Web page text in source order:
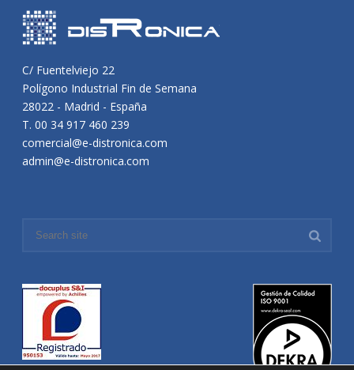
C/ Fuentelviejo 22
Polígono Industrial Fin de Semana
28022 - Madrid - España
T. 00 34 917 460 239
comercial@e-distronica.com
admin@e-distronica.com